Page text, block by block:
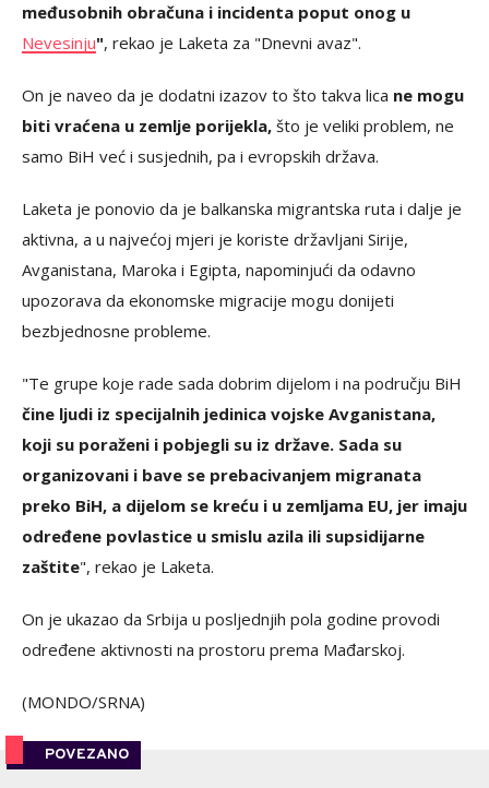
međusobnih obračuna i incidenta poput onog u
Nevesinju", rekao je Laketa za "Dnevni avaz".
On je naveo da je dodatni izazov to što takva lica ne mogu
biti vraćena u zemlje porijekla, što je veliki problem, ne
samo BiH već i susjednih, pa i evropskih država.
Laketa je ponovio da je balkanska migrantska ruta i dalje je
aktivna, a u najvećoj mjeri je koriste državljani Sirije,
Avganistana, Maroka i Egipta, napominjući da odavno
upozorava da ekonomske migracije mogu donijeti
bezbjednosne probleme.
"Te grupe koje rade sada dobrim dijelom i na području BiH
čine ljudi iz specijalnih jedinica vojske Avganistana,
koji su poraženi i pobjegli su iz države. Sada su
organizovani i bave se prebacivanjem migranata
preko BiH, a dijelom se kreću i u zemljama EU, jer imaju
određene povlastice u smislu azila ili supsidijarne
zaštite", rekao je Laketa.
On je ukazao da Srbija u posljednjih pola godine provodi
određene aktivnosti na prostoru prema Mađarskoj.
(MONDO/SRNA)
POVEZANO